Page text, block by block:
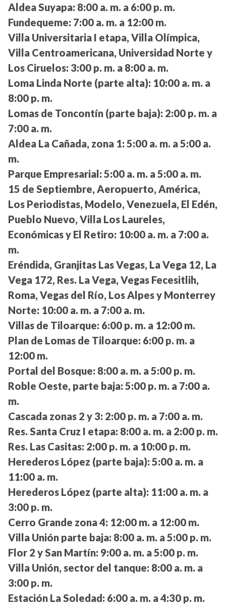
Aldea Suyapa: 8:00 a. m. a 6:00 p. m.
Fundequeme: 7:00 a. m. a 12:00 m.
Villa Universitaria I etapa, Villa Olímpica,
Villa Centroamericana, Universidad Norte y
Los Ciruelos: 3:00 p. m. a 8:00 a. m.
Loma Linda Norte (parte alta): 10:00 a. m. a
8:00 p. m.
Lomas de Toncontín (parte baja): 2:00 p. m. a
7:00 a. m.
Aldea La Cañada, zona 1: 5:00 a. m. a 5:00 a.
m.
Parque Empresarial: 5:00 a. m. a 5:00 a. m.
15 de Septiembre, Aeropuerto, América,
Los Periodistas, Modelo, Venezuela, El Edén,
Pueblo Nuevo, Villa Los Laureles,
Económicas y El Retiro: 10:00 a. m. a 7:00 a.
m.
Eréndida, Granjitas Las Vegas, La Vega 12, La
Vega 172, Res. La Vega, Vegas Fecesitlih,
Roma, Vegas del Río, Los Alpes y Monterrey
Norte: 10:00 a. m. a 7:00 a. m.
Villas de Tiloarque: 6:00 p. m. a 12:00 m.
Plan de Lomas de Tiloarque: 6:00 p. m. a
12:00 m.
Portal del Bosque: 8:00 a. m. a 5:00 p. m.
Roble Oeste, parte baja: 5:00 p. m. a 7:00 a.
m.
Cascada zonas 2 y 3: 2:00 p. m. a 7:00 a. m.
Res. Santa Cruz I etapa: 8:00 a. m. a 2:00 p. m.
Res. Las Casitas: 2:00 p. m. a 10:00 p. m.
Herederos López (parte baja): 5:00 a. m. a
11:00 a. m.
Herederos López (parte alta): 11:00 a. m. a
3:00 p. m.
Cerro Grande zona 4: 12:00 m. a 12:00 m.
Villa Unión parte baja: 8:00 a. m. a 5:00 p. m.
Flor 2 y San Martín: 9:00 a. m. a 5:00 p. m.
Villa Unión, sector del tanque: 8:00 a. m. a
3:00 p. m.
Estación La Soledad: 6:00 a. m. a 4:30 p. m.